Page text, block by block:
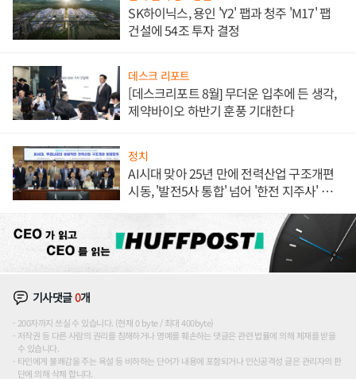
SK하이닉스, 용인 'Y2' 팹과 청주 'M17' 팹
건설에 54조 투자 결정
데스크 리포트
[데스크리포트 8월] 무더운 입추에 든 생각,
제약바이오 하반기 훈풍 기대한다
정치
AI시대 맞아 25년 만에 전력산업 구조개편
시동, '발전5사 통합' 넘어 '한전 지주사' 재편
기사댓글0개
200자까지 쓰실 수 있습니다. (현재 0 byte / 최대 400byte)
저작권 등 다른 사람의 권리를 침해하거나 명예를 훼손하는 댓글은 관련 법률에 의해 제재를 받을
수 있습니다.
타인에게 불쾌감을 주는 욕설 등 비하하는 단어가 내용에 포함되거나 인신공격성 글은 관리자의 판
단에 의해 삭제 합니다.